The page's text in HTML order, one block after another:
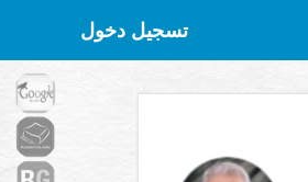
تسجيل دخول